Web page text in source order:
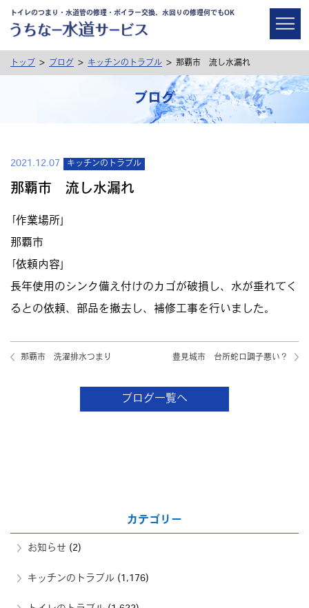
トイレのつまり・水道管の修理・ボイラー交換、水回りの修理何でもOK
トップ > ブログ > キッチンのトラブル > 那覇市 流し水漏れ
ブログ
2021.12.07 キッチンのトラブル
那覇市 流し水漏れ
｢作業場所｣
那覇市
｢依頼内容｣
長年使用のシンク備え付けのカゴが破損し、水が垂れてく
るとの依頼、部品を撤去し、補修工事を行いました。
那覇市 洗濯排水つまり 豊見城市 台所蛇口調子悪い？
ブログ一覧へ
カテゴリー
お知らせ (2)
キッチンのトラブル (1,176)